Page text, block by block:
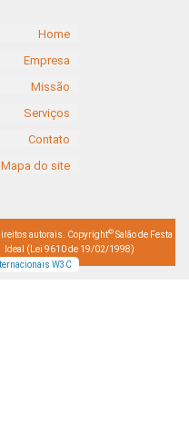
Home
Empresa
Missão
Serviços
Contato
Mapa do site
autorais. Copyright© Salão de Festa
Ideal (Lei 9610 de 19/02/1998)